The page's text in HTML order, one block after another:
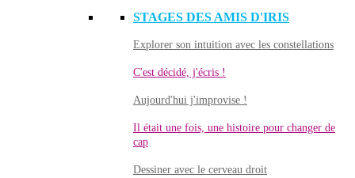
STAGES DES AMIS D'IRIS
Explorer son intuition avec les constellations
C'est décidé, j'écris !
Aujourd'hui j'improvise !
Il était une fois, une histoire pour changer de
cap
Dessiner avec le cerveau droit